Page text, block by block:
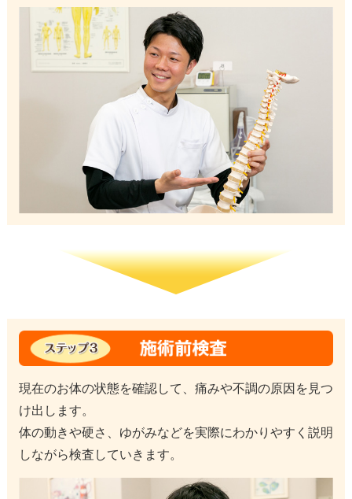
現在のお体の状態を確認して、痛みや不調の原因を見つ
け出します。
体の動きや硬さ、ゆがみなどを実際にわかりやすく説明
しながら検査していきます。